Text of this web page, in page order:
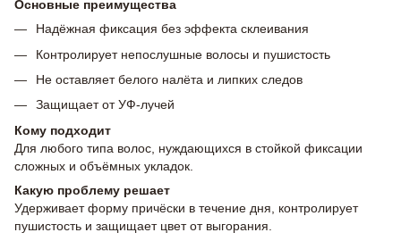
Основные преимущества
Надёжная фиксация без эффекта склеивания
Контролирует непослушные волосы и пушистость
Не оставляет белого налёта и липких следов
Защищает от УФ-лучей
Кому подходит
Для любого типа волос, нуждающихся в стойкой фиксации
сложных и объёмных укладок.
Какую проблему решает
Удерживает форму причёски в течение дня, контролирует
пушистость и защищает цвет от выгорания.